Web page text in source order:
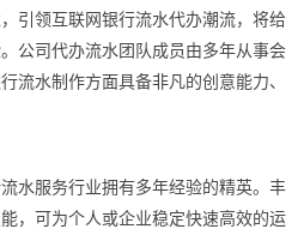
引领互联网银行流水代办潮流，将给
公司代办流水团队成员由多年从事会
流水制作方面具备非凡的创意能力、
水服务行业拥有多年经验的精英。丰
，可为个人或企业稳定快速高效的运